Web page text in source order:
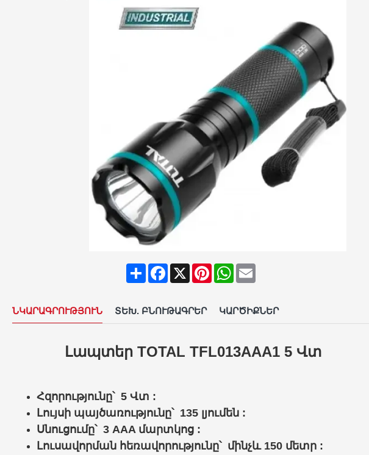
ShareFacebook
X PinterestWhatsApp
Email
ՆԿԱՐԱԳՐՈՒԹՅՈՒՆ ՏԵԽ. ԲՆՈՒԹԱԳՐԵՐ ԿԱՐԾԻՔՆԵՐ
Լապտեր TOTAL TFL013AAA15 Վտ
Հզորությունը՝ 5 Վտ :
Լույսի պայծառությունը՝ 135 լյումեն :
Սնուցումը՝ 3 AAA մարտկոց :
Լուսավորման հեռավորությունը՝ մինչև 150 մետր :